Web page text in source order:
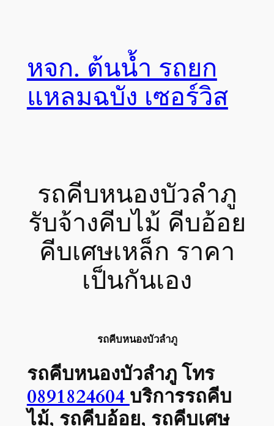
หจก. ต้นน้ำ รถยก
แหลมฉบัง เซอร์วิส
รถคีบหนองบัวลำภู
รับจ้างคีบไม้ คีบอ้อย
คีบเศษเหล็ก ราคา
เป็นกันเอง
รถคีบหนองบัวลำภู
รถคีบหนองบัวลำภูโทร
0891824604 บริการรถคีบ
ไม้, รถคีบอ้อย, รถคีบเศษ